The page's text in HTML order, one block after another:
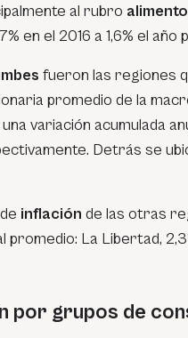
al rubro
en el 2016 a 1,6% el año
fueron las regiones
promedio de la
variación acumulada
Detrás se
inflación de las otras
promedio: La Libertad,
por grupos de